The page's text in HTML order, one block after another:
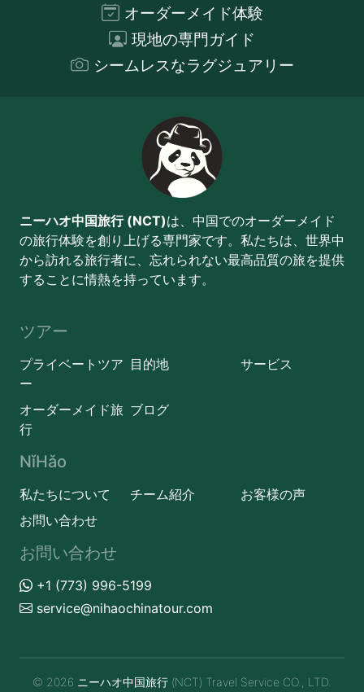
オーダーメイド体験
現地の専門ガイド
シームレスなラグジュアリー
ニーハオ中国旅行 (NCT)は、中国でのオーダーメイド
の旅行体験を創り上げる専門家です。私たちは、世界中
から訪れる旅行者に、忘れられない最高品質の旅を提供
することに情熱を持っています。
ツアー
プライベートツア
ー
目的地 サービス
オーダーメイド旅
行
ブログ
NǐHǎo
私たちについて チーム紹介
お客様の声
お問い合わせ
お問い合わせ
+1 (773) 996-5199
service@nihaochinatour.com
© 2026 ニーハオ中国旅行 (NCT) Travel Service CO., LTD.